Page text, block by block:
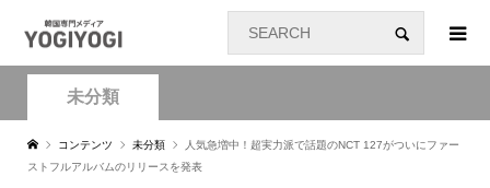
未分類
コンテンツ 未分類
人気急増中！超実力派で話題のNCT 127がついにファー
ストフルアルバムのリリースを発表